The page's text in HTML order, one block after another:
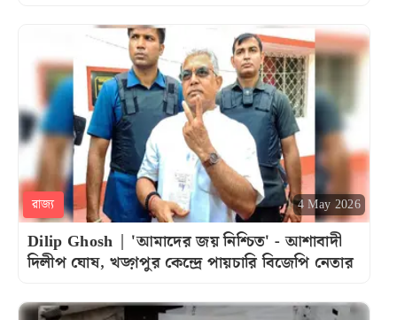
রাজ্য 4 May 2026
Dilip Ghosh | 'আমাদের জয় নিশ্চিত' - আশাবাদী
দিলীপ ঘোষ, খড়্গপুর কেন্দ্রে পায়চারি বিজেপি নেতার